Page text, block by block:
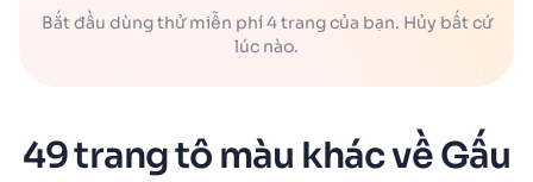
Bắt đầu dùng thử miễn phí 4 trang của bạn. Hủy bất cứ
lúc nào.
49 trang tô màu khác về Gấu